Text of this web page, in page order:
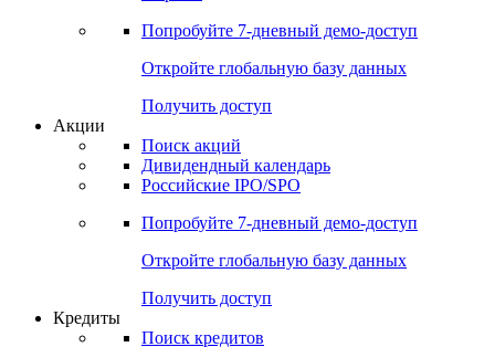
Cbonds Pages
Опросы
Попробуйте7-дневный
Откройте глобальную базу данных
Получить доступ
Поиск акций
Российские IPO/SPO
Попробуйте7-дневный
Откройте глобальную базу данных